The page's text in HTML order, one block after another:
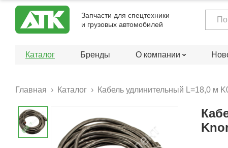
Запчасти для спецтехники
и грузовых автомобилей
Каталог Бренды О компании
Главная Каталог Кабель удлинительный L=18,0 м